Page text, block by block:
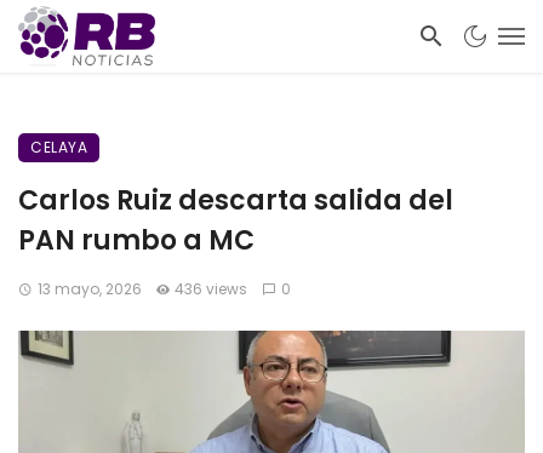
CELAYA
Carlos Ruiz descarta salida del
PAN rumbo a MC
13 mayo, 2026 436 views 0